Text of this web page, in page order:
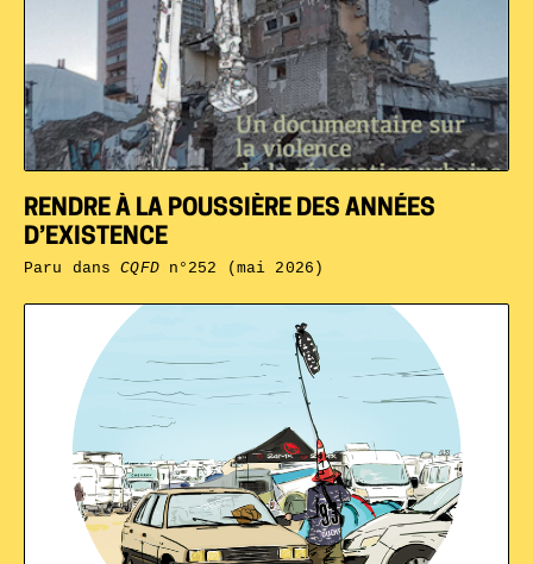
RENDRE À LA POUSSIÈRE DES ANNÉES
D’EXISTENCE
Paru dansCQFDn°252 (mai 2026)